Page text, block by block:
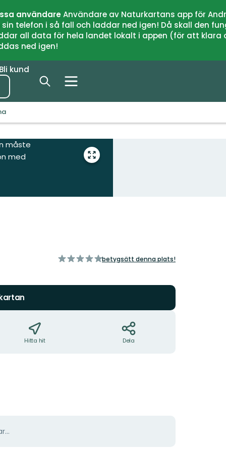
användareAnvändare av Naturkartans app för
telefon i så fall och laddar ned igen! Då skall den
all data för hela landet lokalt i appen (för att
ned igen!
Bli kund
Gå
måste
med
av
betygsätt denna plats!
Hitta hit Dela